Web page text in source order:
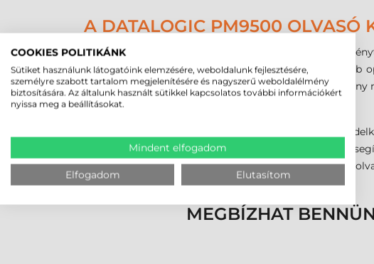
A DATALOGIC PM9500 OLVASÓ
PM9500 Standard Range: nagy olvasási
PM9530-HP (High Performance): az összetettebb
mil-ig 1D kódoknál) egyedülálló olvasási tartomány
A PowerScan PM9500-as olvasó multi-interfésszel
Az olvasó konfigurálása a Datalogic Aladdin program
Datalogic honlapjáról. A PowerScan PM9500
MEGBÍZHAT
COOKIES POLITIKÁNK
Sütiket használunk látogatóink elemzésére, weboldalunk fejlesztésére,
személyre szabott tartalom megjelenítésére és nagyszerű weboldalélmény
biztosítására. Az általunk használt sütikkel kapcsolatos további információkért
nyissa meg a beállításokat.
Mindent elfogadom
Elfogadom Elutasítom